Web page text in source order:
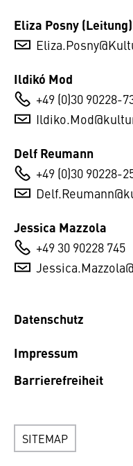
Eliza Posny (Leitung)
Ildikó Mod
+49 (0)30 90228-
Delf Reumann
+49 (0)30 90228-
Jessica Mazzola
+49 30 90228 745
Datenschutz
Impressum
Barrierefreiheit
SITEMAP